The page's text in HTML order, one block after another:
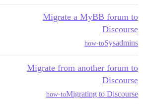
Migrate a MyBB forum to
Discourse
Sysadmins
how-to
Migrate from another forum to
Discourse
Migrating to Discourse
how-to